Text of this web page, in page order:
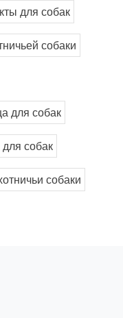
для собак
собаки
для собак
собак
собаки